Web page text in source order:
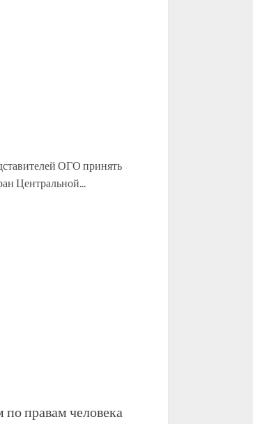
ОГО принять
Центральной...
правам человека